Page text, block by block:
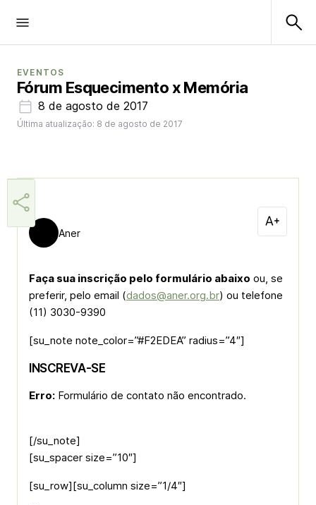
EVENTOS
Fórum Esquecimento x Memória
8 de agosto de 2017
Última atualização: 8 de agosto de 2017
Aner
Faça sua inscrição pelo formulário abaixo ou, se
preferir, pelo email (dados@aner.org.br) ou telefone
(11) 3030-9390
[su_note note_color=”#F2EDEA” radius=”4″]
INSCREVA-SE
Erro: Formulário de contato não encontrado.
[/su_note]
[su_spacer size=”10″]
[su_row][su_column size=”1/4″]